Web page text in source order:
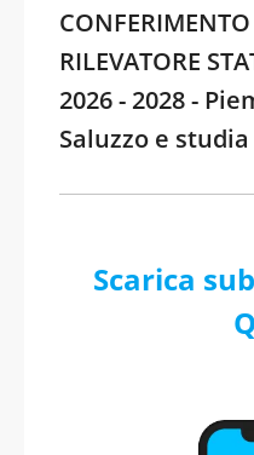
RILEVATORE
2026 - 2028 -
Saluzzo e
Scarica